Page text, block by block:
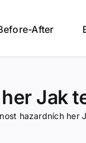
After
Jak
hazardních her